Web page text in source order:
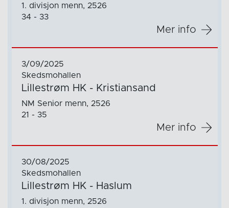
1. divisjon menn, 2526
34 - 33
Mer info
3/09/2025
Skedsmohallen
Lillestrøm HK - Kristiansand
NM Senior menn, 2526
21 - 35
Mer info
30/08/2025
Skedsmohallen
Lillestrøm HK - Haslum
1. divisjon menn, 2526